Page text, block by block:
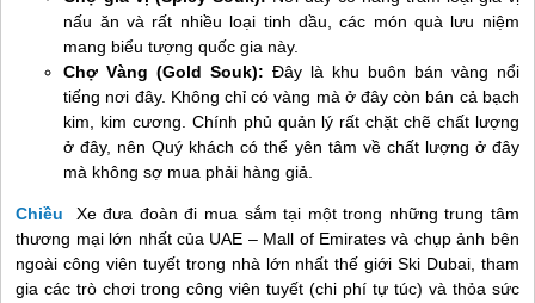
nấu ăn và rất nhiều loại tinh dầu, các món quà lưu niệm
mang biểu tượng quốc gia này.
Chợ Vàng (Gold Souk): Đây là khu buôn bán vàng nổi
tiếng nơi đây. Không chỉ có vàng mà ở đây còn bán cả bạch
kim, kim cương. Chính phủ quản lý rất chặt chẽ chất lượng
ở đây, nên Quý khách có thể yên tâm về chất lượng ở đây
mà không sợ mua phải hàng giả.
Chiều
Xe đưa đoàn đi mua sắm tại một trong những trung tâm
thương mại lớn nhất của UAE – Mall of Emirates và chụp ảnh bên
ngoài công viên tuyết trong nhà lớn nhất thế giới Ski Dubai, tham
gia các trò chơi trong công viên tuyết (chi phí tự túc) và thỏa sức